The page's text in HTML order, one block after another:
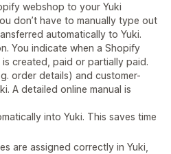
webshop to your Yuki
don’t have to manually type out
automatically to Yuki.
You indicate when a Shopify
created, paid or partially paid.
order details) and customer-
A detailed online manual is
into Yuki. This saves time
are assigned correctly in Yuki,